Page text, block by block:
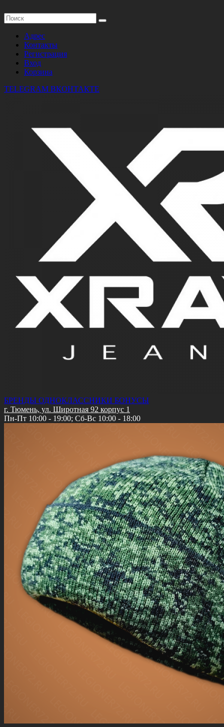
Адрес
Контакты
Регистрация
Вход
Корзина
TELEGRAM ВКОНТАКТЕ
БРЕНДЫ ОДНОКЛАССНИКИ БОНУСЫ
г. Тюмень, ул. Широтная 92 корпус 1
Пн-Пт 10:00 - 19:00; Сб-Вс 10:00 - 18:00